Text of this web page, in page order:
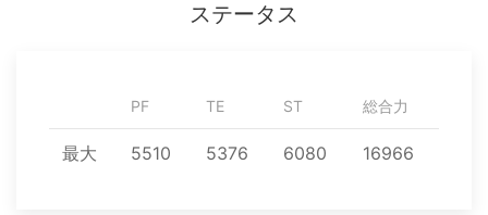
ステータス
PF TE ST 総合力
最大 5510 5376 6080 16966